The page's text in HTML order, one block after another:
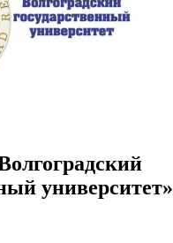
университет»